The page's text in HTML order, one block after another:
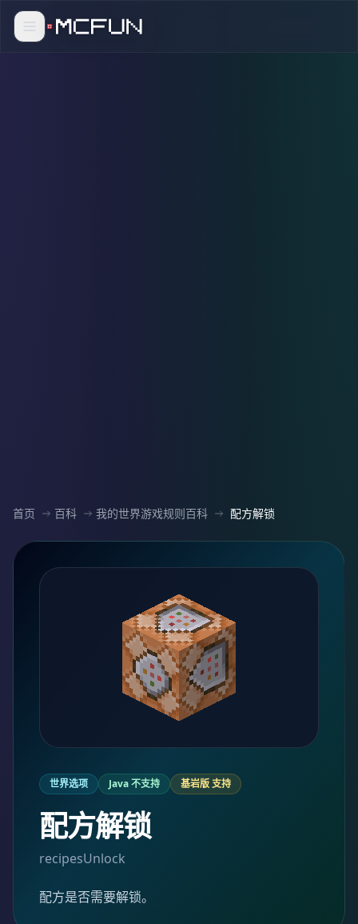
首页 百科 我的世界游戏规则百科 配方解锁
世界选项 Java 不支持 基岩版 支持
配方解锁
recipesUnlock
配方是否需要解锁。